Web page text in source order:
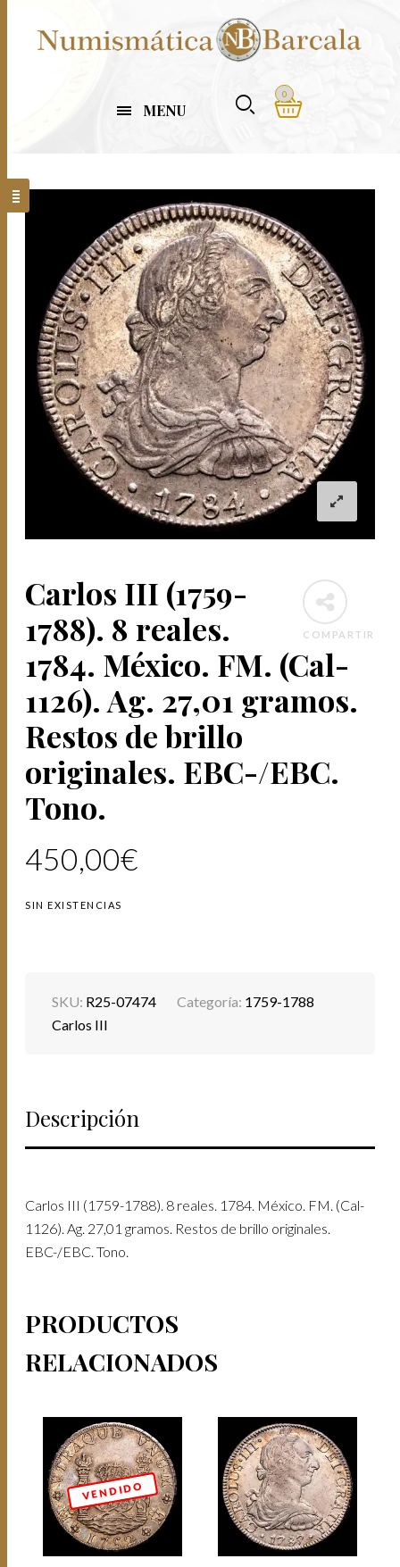
MENU
0
COMPARTIR
Carlos III (1759-
1788). 8 reales.
1784. México. FM. (Cal-
1126). Ag. 27,01 gramos.
Restos de brillo
originales. EBC-/EBC.
Tono.
450,00€
SIN EXISTENCIAS
SKU: R25-07474 Categoría: 1759-1788
Carlos III
Descripción
Carlos III (1759-1788). 8 reales. 1784. México. FM. (Cal-
1126). Ag. 27,01 gramos. Restos de brillo originales.
EBC-/EBC. Tono.
PRODUCTOS
RELACIONADOS
V E N D I D O